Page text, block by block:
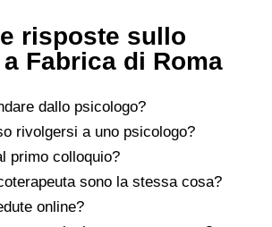
risposte sullo
Fabrica di Roma
dallo psicologo?
rivolgersi a uno psicologo?
primo colloquio?
sono la stessa cosa?
online?